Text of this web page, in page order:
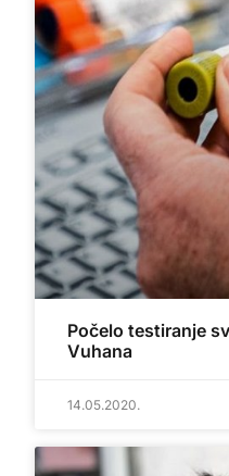
Počelo testiranje
Vuhana
14.05.2020.